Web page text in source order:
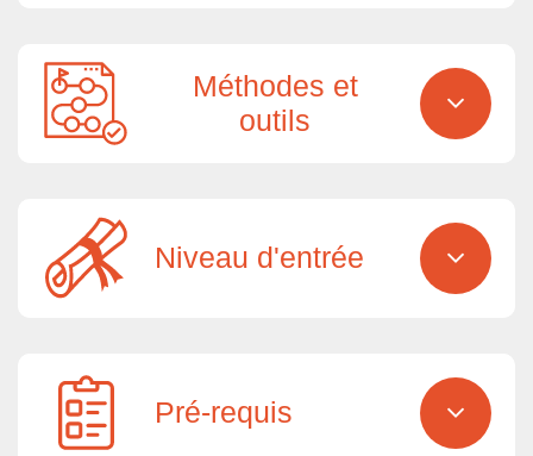
Méthodes et
outils
Niveau d'entrée
Pré-requis